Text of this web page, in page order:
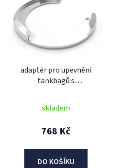
adaptér pro upevnění
tankbagů s
(víčka Honda, 3 šrouby)
skladem
768 Kč
DO KOŠÍKU